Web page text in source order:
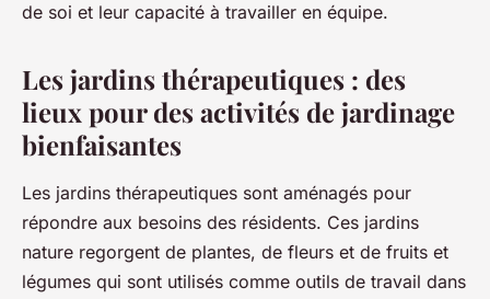
de soi et leur capacité à travailler en équipe.
Les jardins thérapeutiques : des
lieux pour des activités de jardinage
bienfaisantes
Les jardins thérapeutiques sont aménagés pour
répondre aux besoins des résidents. Ces jardins
nature regorgent de plantes, de fleurs et de fruits et
légumes qui sont utilisés comme outils de travail dans